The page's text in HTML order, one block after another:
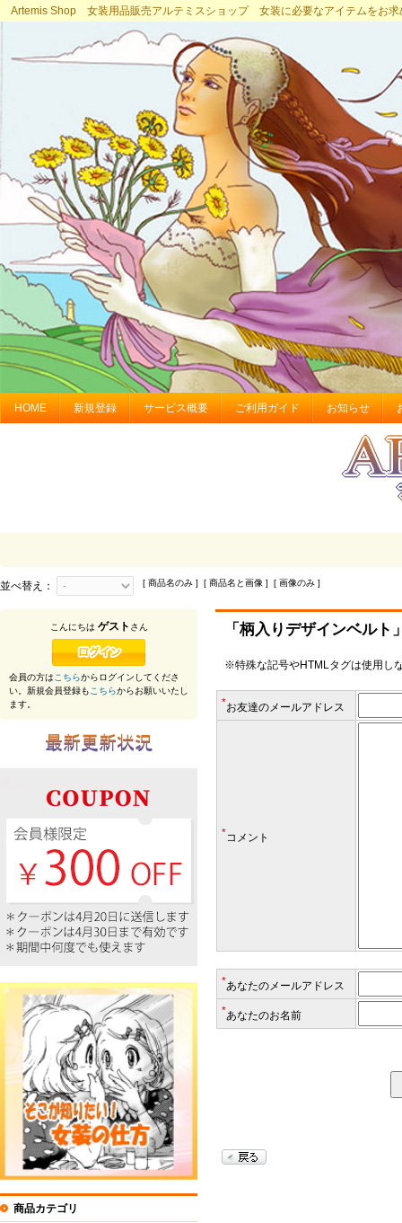
Artemis Shop 女装用品販売アルテミスショップ 女装に必要なアイテムをお求
HOME 新規登録 サービス概要 ご利用ガイド お知らせ
並べ替え： [ 商品名のみ ] [ 商品名と画像 ] [ 画像のみ ]
「柄入りデザインベルト
※特殊な記号やHTMLタグは使用し
*お友達のメールアドレス
*コメント
*あなたのメールアドレス
*あなたのお名前
こんにちは ゲスト さん
会員の方はこちらからログインしてくださ
い。新規会員登録もこちらからお願いいたし
ます。
商品カテゴリ